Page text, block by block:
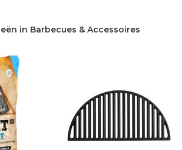
in Barbecues & Accessoires